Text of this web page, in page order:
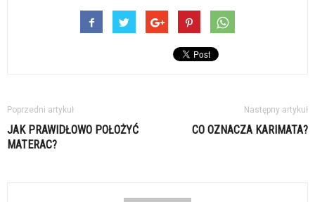
Poprzedni artykuł
JAK PRAWIDŁOWO POŁOŻYĆ
MATERAC?
Następny artykuł
CO OZNACZA KARIMATA?